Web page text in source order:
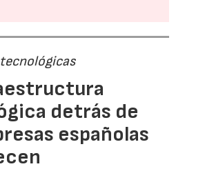
detrás de
españolas